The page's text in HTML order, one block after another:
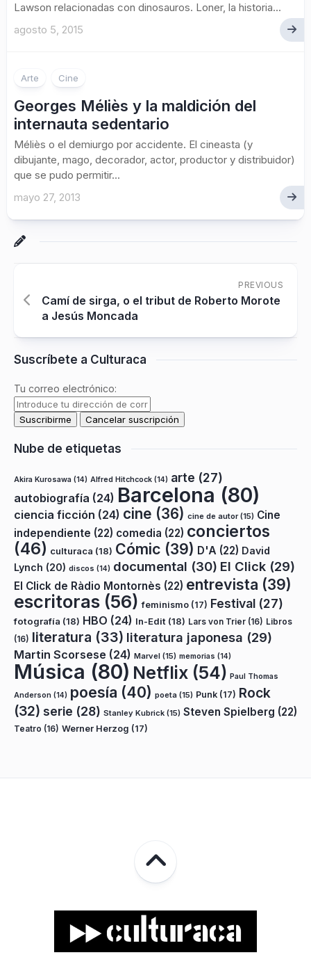
Lawson relacionadas con dinosauros. Loner, la historia...
agosto 5, 2015
Arte Cine
Georges Méliès y la maldición del
internauta sedentario
Méliès o el demiurgo por accidente. El cineasta (y
dibujante, mago, decorador, actor, productor y distribuidor)
que se pudo permitir...
mayo 27, 2013
PREVIOUS
Camí de sirga, o el tribut de Roberto Morote
a Jesús Moncada
Suscríbete a Culturaca
Tu correo electrónico:
Nube de etiquetas
Akira Kurosawa (14) Alfred Hitchcock (14) arte (27)
autobiografía (24) Barcelona (80)
ciencia ficción (24) cine (36) cine de autor(15) Cine
independiente (22) comedia (22) conciertos
(46) culturaca (18) Cómic (39) D'A (22) David
Lynch (20) discos (14) documental (30) El Click (29)
El Click de Ràdio Montornès (22) entrevista (39)
escritoras (56) feminismo (17) Festival (27)
fotografía (18) HBO (24) In-Edit (18) Lars von Trier (16) Libros
(16) literatura (33) literatura japonesa (29)
Martin Scorsese (24) Marvel (15) memorias (14)
Música (80) Netflix (54) Paul Thomas
Anderson (14) poesía (40) poeta (15) Punk (17) Rock
(32) serie (28) Stanley Kubrick (15) Steven Spielberg (22)
Teatro (16) Werner Herzog (17)